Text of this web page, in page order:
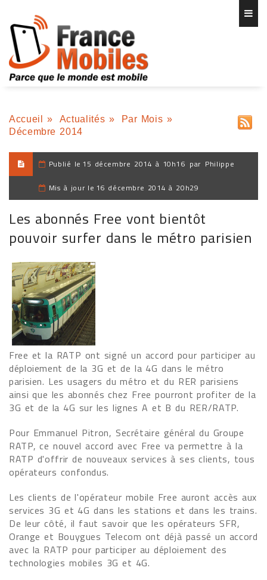
Accueil » Actualités » Par Mois »
Décembre 2014
Publié le 15 décembre 2014 à 10h16 par Philippe
Mis à jour le 16 décembre 2014 à 20h29
Les abonnés Free vont bientôt
pouvoir surfer dans le métro parisien
Free et la RATP ont signé un accord pour participer au
déploiement de la 3G et de la 4G dans le métro
parisien. Les usagers du métro et du RER parisiens
ainsi que les abonnés chez Free pourront profiter de la
3G et de la 4G sur les lignes A et B du RER/RATP.
Pour Emmanuel Pitron, Secrétaire général du Groupe
RATP, ce nouvel accord avec Free va permettre à la
RATP d'offrir de nouveaux services à ses clients, tous
opérateurs confondus.
Les clients de l'opérateur mobile Free auront accès aux
services 3G et 4G dans les stations et dans les trains.
De leur côté, il faut savoir que les opérateurs SFR,
Orange et Bouygues Telecom ont déjà passé un accord
avec la RATP pour participer au déploiement des
technologies mobiles 3G et 4G.